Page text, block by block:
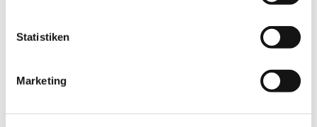
Statistiken
Marketing